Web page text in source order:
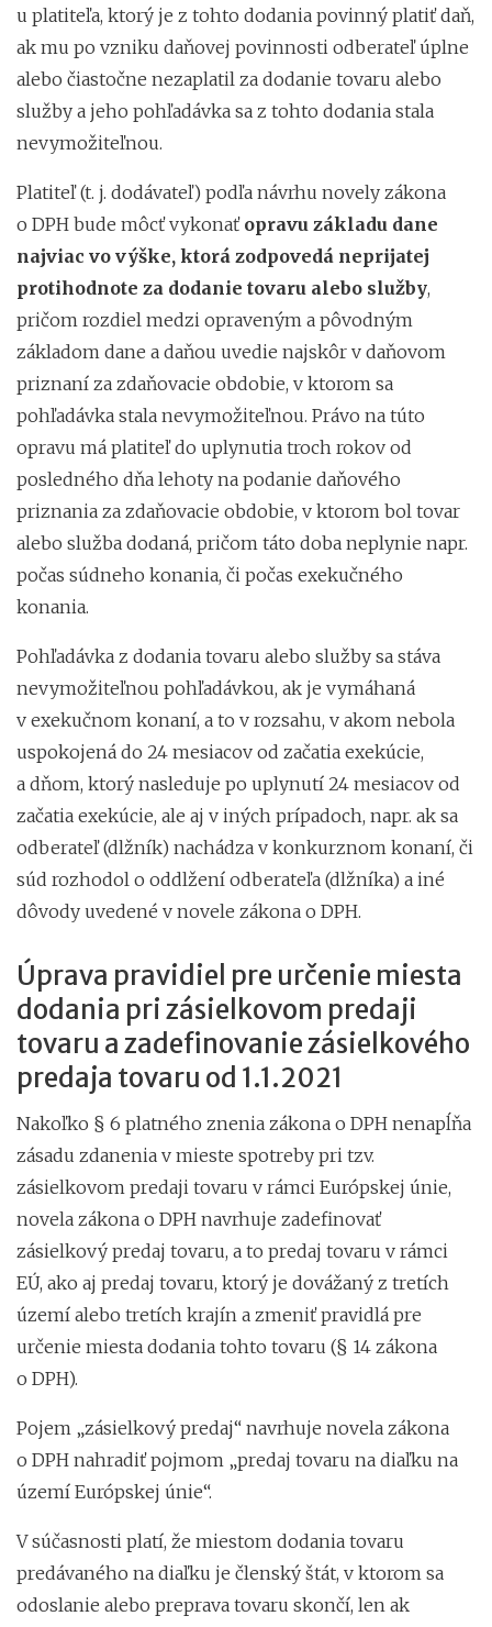
u platiteľa, ktorý je z tohto dodania povinný platiť daň,
ak mu po vzniku daňovej povinnosti odberateľ úplne
alebo čiastočne nezaplatil za dodanie tovaru alebo
služby a jeho pohľadávka sa z tohto dodania stala
nevymožiteľnou.
Platiteľ (t. j. dodávateľ) podľa návrhu novely zákona
o DPH bude môcť vykonať opravu základu dane
najviac vo výške, ktorá zodpovedá neprijatej
protihodnote za dodanie tovaru alebo služby,
pričom rozdiel medzi opraveným a pôvodným
základom dane a daňou uvedie najskôr v daňovom
priznaní za zdaňovacie obdobie, v ktorom sa
pohľadávka stala nevymožiteľnou. Právo na túto
opravu má platiteľ do uplynutia troch rokov od
posledného dňa lehoty na podanie daňového
priznania za zdaňovacie obdobie, v ktorom bol tovar
alebo služba dodaná, pričom táto doba neplynie napr.
počas súdneho konania, či počas exekučného
konania.
Pohľadávka z dodania tovaru alebo služby sa stáva
nevymožiteľnou pohľadávkou, ak je vymáhaná
v exekučnom konaní, a to v rozsahu, v akom nebola
uspokojená do 24 mesiacov od začatia exekúcie,
a dňom, ktorý nasleduje po uplynutí 24 mesiacov od
začatia exekúcie, ale aj v iných prípadoch, napr. ak sa
odberateľ (dlžník) nachádza v konkurznom konaní, či
súd rozhodol o oddlžení odberateľa (dlžníka) a iné
dôvody uvedené v novele zákona o DPH.
Úprava pravidiel pre určenie miesta
dodania pri zásielkovom predaji
tovaru a zadefinovanie zásielkového
predaja tovaru od 1.1.2021
Nakoľko § 6 platného znenia zákona o DPH nenapĺňa
zásadu zdanenia v mieste spotreby pri tzv.
zásielkovom predaji tovaru v rámci Európskej únie,
novela zákona o DPH navrhuje zadefinovať
zásielkový predaj tovaru, a to predaj tovaru v rámci
EÚ, ako aj predaj tovaru, ktorý je dovážaný z tretích
území alebo tretích krajín a zmeniť pravidlá pre
určenie miesta dodania tohto tovaru (§ 14 zákona
o DPH).
Pojem „zásielkový predaj“ navrhuje novela zákona
o DPH nahradiť pojmom „predaj tovaru na diaľku na
území Európskej únie“.
V súčasnosti platí, že miestom dodania tovaru
predávaného na diaľku je členský štát, v ktorom sa
odoslanie alebo preprava tovaru skončí, len ak